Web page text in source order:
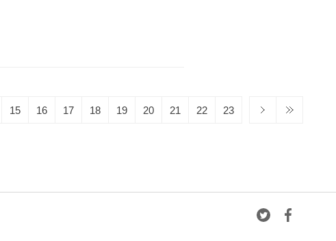
15 16 17 18 19 20 21 22 23